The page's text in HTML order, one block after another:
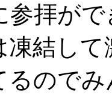
参拝が
凍結し
るので